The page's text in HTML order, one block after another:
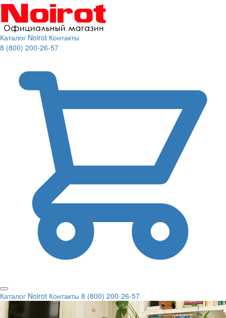
Каталог Noirot Контакты
8 (800) 200-26-57
Каталог Noirot Контакты 8 (800) 200-26-57